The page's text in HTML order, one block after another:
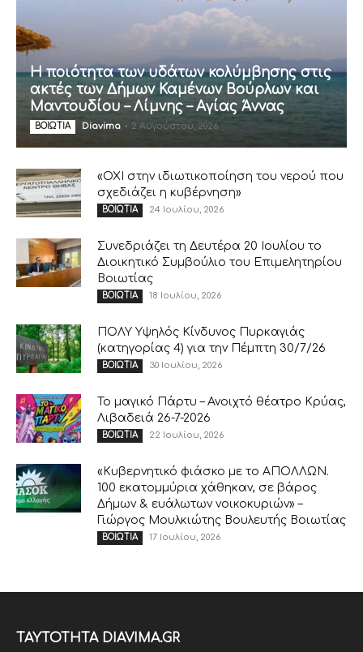
Η ποιότητα των υδάτων κολύμβησης στις
ακτές των Δήμων Καμένων Βούρλων και
Μαντουδίου – Λίμνης – Αγίας Άννας
ΒΟΙΩΤΙΑ Diavima - 2 Αυγούστου, 2026
«ΟΧΙ στην ιδιωτικοποίηση του νερού που
σχεδιάζει η κυβέρνηση»
ΒΟΙΩΤΙΑ 24 Ιουλίου, 2026
Συνεδριάζει τη Δευτέρα 20 Ιουλίου το
Διοικητικό Συμβούλιο του Επιμελητηρίου
Βοιωτίας
ΒΟΙΩΤΙΑ 18 Ιουλίου, 2026
ΠΟΛΥ Υψηλός Κίνδυνος Πυρκαγιάς
(κατηγορίας 4) για την Πέμπτη 30/7/26
ΒΟΙΩΤΙΑ 30 Ιουλίου, 2026
Το μαγικό Πάρτυ – Ανοιχτό θέατρο Κρύας,
Λιβαδειά 26-7-2026
ΒΟΙΩΤΙΑ 22 Ιουλίου, 2026
«Κυβερνητικό φιάσκο με το ΑΠΟΛΛΩΝ.
100 εκατομμύρια χάθηκαν, σε βάρος
Δήμων & ευάλωτων νοικοκυριών» –
Γιώργος Μουλκιώτης Βουλευτής Βοιωτίας
ΒΟΙΩΤΙΑ 17 Ιουλίου, 2026
ΤΑΥΤΟΤΗΤΑ DIAVIMA.GR